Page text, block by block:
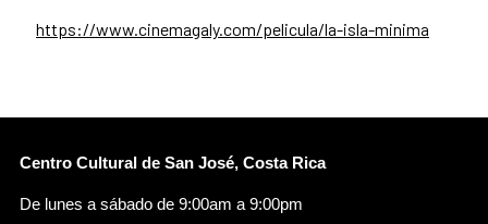
https://www.cinemagaly.com/pelicula/la-isla-minima
Centro Cultural de San José, Costa Rica
De lunes a sábado de 9:00am a 9:00pm